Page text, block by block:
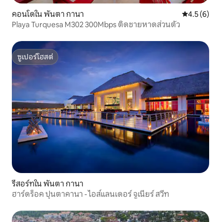
คอนโดใน พันตา กานา คะแนนเฉลี่
4.5 (6)
Playa Turquesa M302 300Mbps ติดชายหาดส่วนตัว
ซูเปอร์โฮสต์
ซูเปอร์โฮสต์
รีสอร์ทใน พันตา กานา
ฮาร์ดร็อค ปุนตาคานา - ไอส์แลนเดอร์ จูเนียร์ สวีท